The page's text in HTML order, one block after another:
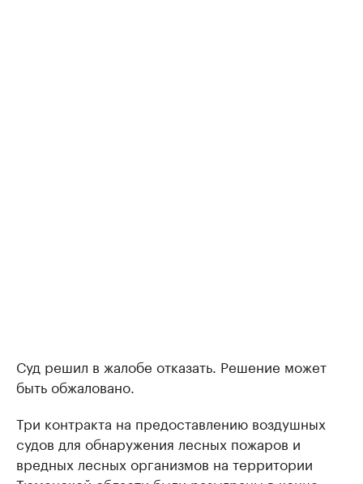
Суд решил в жалобе отказать. Решение может
быть обжаловано.
Три контракта на предоставлению воздушных
судов для обнаружения лесных пожаров и
вредных лесных организмов на территории